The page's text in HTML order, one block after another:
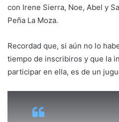
con Irene Sierra, Noe, Abel y
Peña La Moza.
Recordad que, si aún no lo
tiempo de inscribiros y que la
participar en ella, es de un